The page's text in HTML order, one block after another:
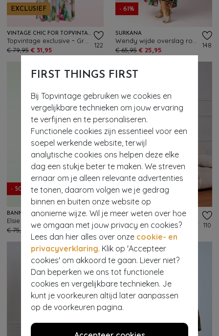
FIRST THINGS FIRST
Bij Topvintage gebruiken we cookies en
vergelijkbare technieken om jouw ervaring
te verfijnen en te personaliseren.
Functionele cookies zijn essentieel voor een
soepel werkende website, terwijl
analytische cookies ons helpen deze elke
dag een stukje beter te maken. We streven
ernaar om je alleen relevante advertenties
te tonen, daarom volgen we je gedrag
binnen en buiten onze website op
anonieme wijze. Wil je meer weten over hoe
we omgaan met jouw privacy en cookies?
Lees dan hier alles over onze cookie- en
privacyverklaring. Klik op 'Accepteer
cookies' om akkoord te gaan. Liever niet?
Dan beperken we ons tot functionele
cookies en vergelijkbare technieken. Je
kunt je voorkeuren altijd later aanpassen
op de voorkeuren pagina.
EXCLUSIEF
VINTAGE CHIC FOR TOPVINTAGE
€ 79,95 € 31,95
122
- 61%
SURKANA
€ 65,95 € 25,95
148
- 50%
BANNED RETRO
€ 75,95
€ 37,95
473
- 60%
BANNED RETRO
€ 79,95 € 31,95
110